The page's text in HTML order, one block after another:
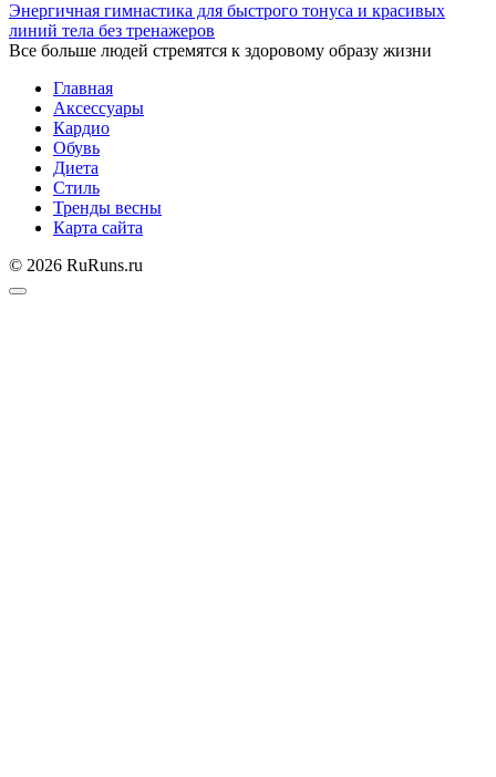
Энергичная гимнастика для быстрого тонуса и красивых
линий тела без тренажеров
Все больше людей стремятся к здоровому образу жизни
Главная
Аксессуары
Кардио
Обувь
Диета
Стиль
Тренды весны
Карта сайта
© 2026 RuRuns.ru